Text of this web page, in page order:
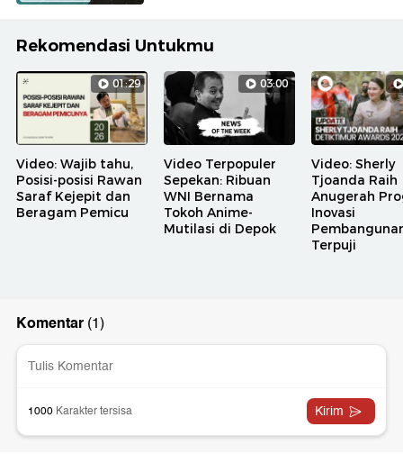
Rekomendasi Untukmu
01:29
Video: Wajib tahu,
Posisi-posisi Rawan
Saraf Kejepit dan
Beragam Pemicu
03:00
Video Terpopuler
Sepekan: Ribuan
WNI Bernama
Tokoh Anime-
Mutilasi di Depok
Video: Sherly
Tjoanda Raih
Anugerah
Inovasi
Terpuji